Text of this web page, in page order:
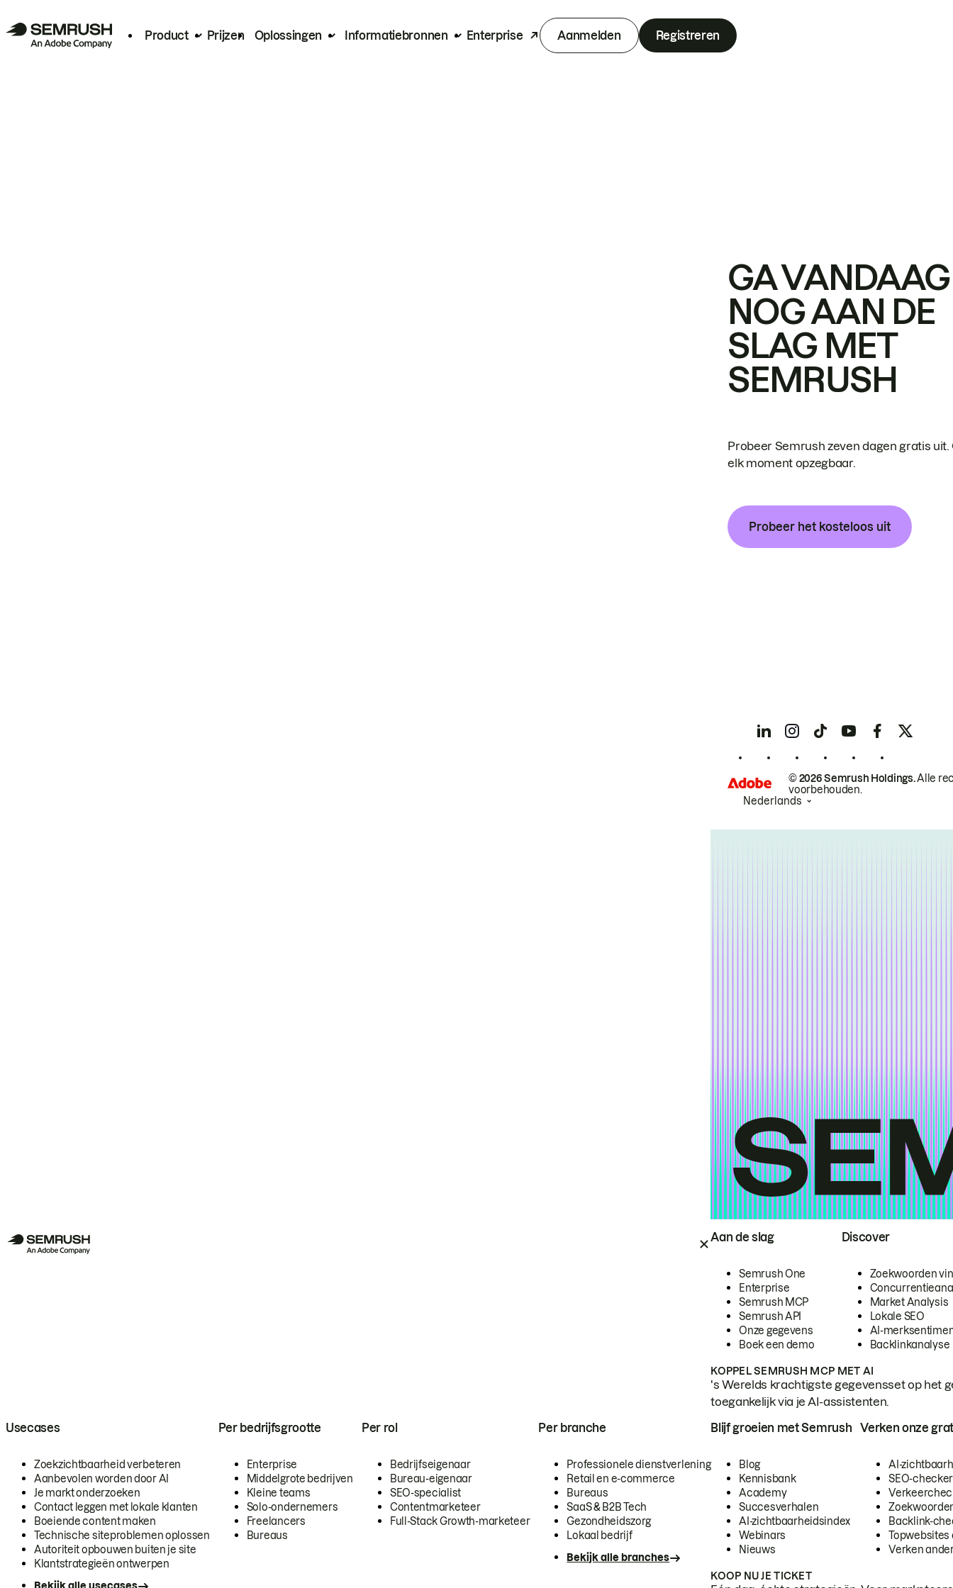
Product Prijzen Oplossingen Informatiebronnen Enterprise Aanmelden Registreren
Aan de slag
Semrush One
Enterprise
Semrush MCP
Semrush API
Onze gegevens
Boek een demo
Discover
Zoekwoorden
Market Analysis
Lokale SEO
AI-
Backlinkanalyse
KOPPEL SEMRUSH MCP MET AI
's Werelds krachtigste gegevensset op het
toegankelijk via je AI-assistenten.
Usecases
Zoekzichtbaarheid verbeteren
Aanbevolen worden door AI
Je markt onderzoeken
Contact leggen met lokale klanten
Boeiende content maken
Technische siteproblemen oplossen
Autoriteit opbouwen buiten je site
Klantstrategieën ontwerpen
Per bedrijfsgrootte
Enterprise
Middelgrote bedrijven
Kleine teams
Solo-ondernemers
Freelancers
Bureaus
Per rol
Bedrijfseigenaar
Bureau-eigenaar
SEO-specialist
Contentmarketeer
Full-Stack Growth-marketeer
Per branche
Professionele dienstverlening
Retail en e-commerce
Bureaus
SaaS & B2B Tech
Gezondheidszorg
Lokaal bedrijf
Bekijk alle branches
Blijf groeien met Semrush
Blog
Kennisbank
Academy
Succesverhalen
AI-zichtbaarheidsindex
Webinars
Nieuws
Verken onze
AI-
SEO-checker
Backlink-
Topwebsites
Verken
KOOP NU JE TICKET
GA VANDAAG
NOG AAN DE
SLAG MET
SEMRUSH
Probeer Semrush zeven dagen gratis uit.
elk moment opzegbaar.
Probeer het kosteloos uit
© 2026 Semrush Holdings.Alle
voorbehouden.
Nederlands